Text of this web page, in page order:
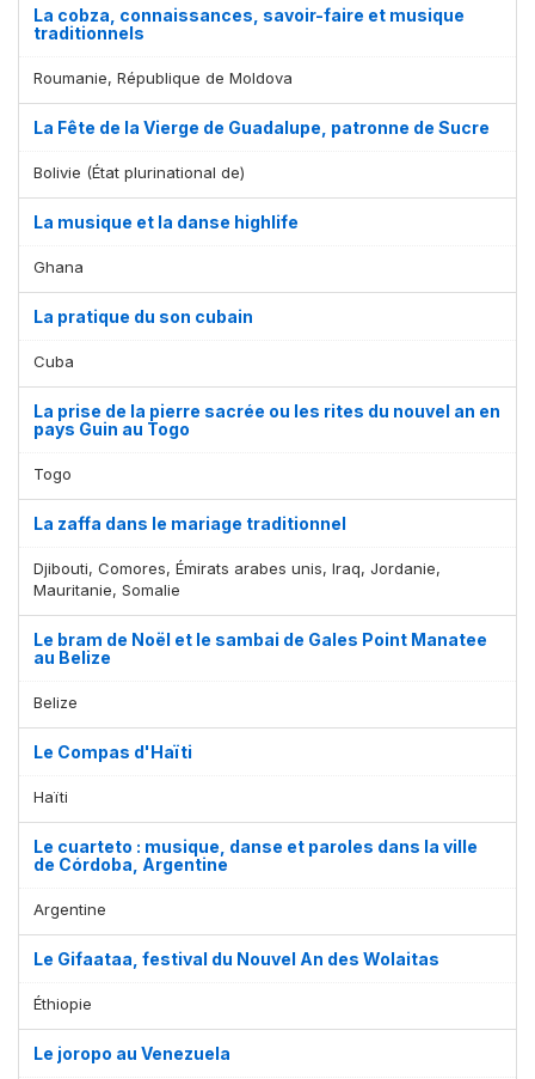
La cobza, connaissances, savoir-faire et musique
traditionnels
Roumanie, République de Moldova
La Fête de la Vierge de Guadalupe, patronne de Sucre
Bolivie (État plurinational de)
La musique et la danse highlife
Ghana
La pratique du son cubain
Cuba
La prise de la pierre sacrée ou les rites du nouvel an en
pays Guin au Togo
Togo
La zaffa dans le mariage traditionnel
Djibouti, Comores, Émirats arabes unis, Iraq, Jordanie,
Mauritanie, Somalie
Le bram de Noël et le sambai de Gales Point Manatee
au Belize
Belize
Le Compas d'Haïti
Haïti
Le cuarteto : musique, danse et paroles dans la ville
de Córdoba, Argentine
Argentine
Le Gifaataa, festival du Nouvel An des Wolaitas
Éthiopie
Le joropo au Venezuela